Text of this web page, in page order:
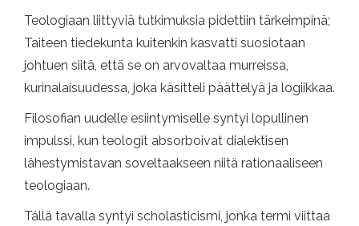
Teologiaan liittyviä tutkimuksia pidettiin tärkeimpinä;
Taiteen tiedekunta kuitenkin kasvatti suosiotaan
johtuen siitä, että se on arvovaltaa murreissa,
kurinalaisuudessa, joka käsitteli päättelyä ja logiikkaa.
Filosofian uudelle esiintymiselle syntyi lopullinen
impulssi, kun teologit absorboivat dialektisen
lähestymistavan soveltaakseen niitä rationaaliseen
teologiaan.
Tällä tavalla syntyi scholasticismi, jonka termi viittaa